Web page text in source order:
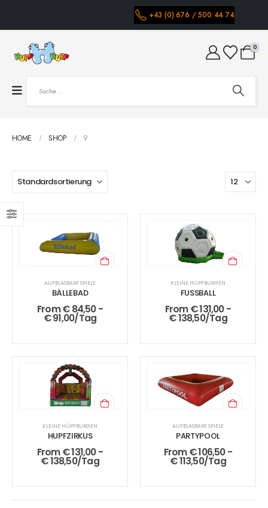
+43 (0) 676 / 500 44 74
0
HOME SHOP 9
AUFBLASBARE SPIELE
BÄLLEBAD
From€84,50-
€91,00/Tag
KLEINE HÜPFBURGEN
FUSSBALL
From€131,00-
€138,50/Tag
KLEINE HÜPFBURGEN
HUPFZIRKUS
From€131,00-
€138,50/Tag
AUFBLASBARE SPIELE
PARTYPOOL
From€106,50-
€113,50/Tag